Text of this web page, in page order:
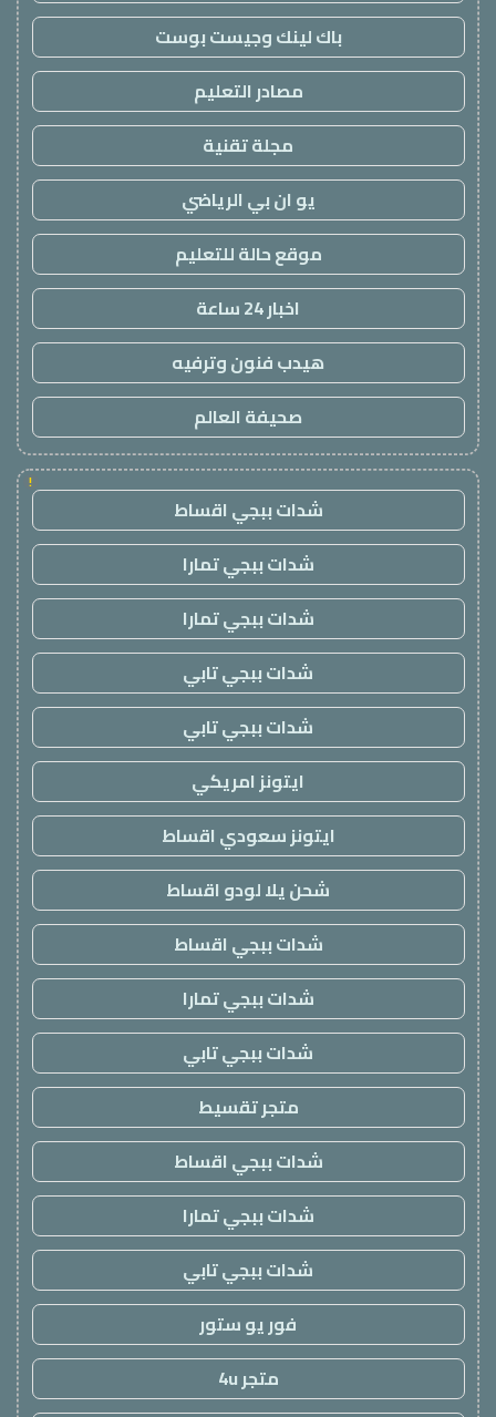
باك لينك وجيست بوست
مصادر التعليم
مجلة تقنية
يو ان بي الرياضي
موقع حالة للتعليم
اخبار 24 ساعة
هيدب فنون وترفيه
صحيفة العالم
!
شدات ببجي اقساط
شدات ببجي تمارا
شدات ببجي تمارا
شدات ببجي تابي
شدات ببجي تابي
ايتونز امريكي
ايتونز سعودي اقساط
شحن يلا لودو اقساط
شدات ببجي اقساط
شدات ببجي تمارا
شدات ببجي تابي
متجر تقسيط
شدات ببجي اقساط
شدات ببجي تمارا
شدات ببجي تابي
فور يو ستور
متجر 4u